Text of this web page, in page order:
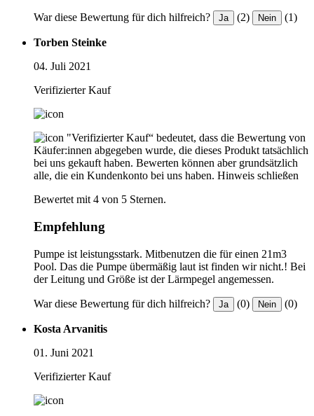
War diese Bewertung für dich hilfreich? Ja (2) Nein (1)
Torben Steinke
04. Juli 2021
Verifizierter Kauf
"Verifizierter Kauf“ bedeutet, dass die Bewertung von
Käufer:innen abgegeben wurde, die dieses Produkt tatsächlich
bei uns gekauft haben. Bewerten können aber grundsätzlich
alle, die ein Kundenkonto bei uns haben. Hinweis schließen
Bewertet mit 4 von 5 Sternen.
Empfehlung
Pumpe ist leistungsstark. Mitbenutzen die für einen 21m3
Pool. Das die Pumpe übermäßig laut ist finden wir nicht.! Bei
der Leitung und Größe ist der Lärmpegel angemessen.
War diese Bewertung für dich hilfreich? Ja (0) Nein (0)
Kosta Arvanitis
01. Juni 2021
Verifizierter Kauf